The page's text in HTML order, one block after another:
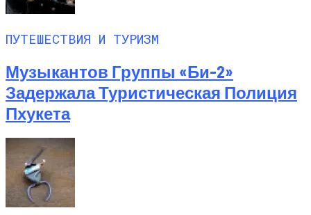
ПУТЕШЕСТВИЯ И ТУРИЗМ
Музыкантов Группы «Би-2»
Задержала Туристическая Полиция
Пхукета